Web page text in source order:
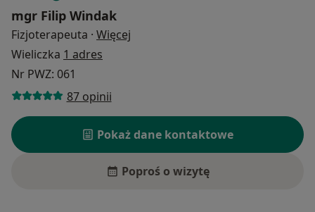
mgr Filip Windak
Fizjoterapeuta · Więcej
Wieliczka 1 adres
Nr PWZ: 061
87 opinii
Pokaż dane kontaktowe
Poproś o wizytę